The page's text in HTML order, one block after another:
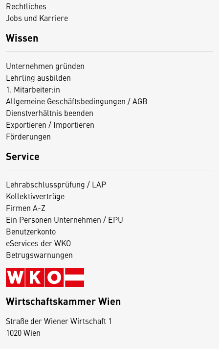
Rechtliches
Jobs und Karriere
Wissen
Unternehmen gründen
Lehrling ausbilden
1. Mitarbeiter:in
Allgemeine Geschäftsbedingungen / AGB
Dienstverhältnis beenden
Exportieren / Importieren
Förderungen
Service
Lehrabschlussprüfung / LAP
Kollektivverträge
Firmen A-Z
Ein Personen Unternehmen / EPU
Benutzerkonto
eServices der WKO
Betrugswarnungen
Wirtschaftskammer Wien
Straße der Wiener Wirtschaft 1
1020 Wien